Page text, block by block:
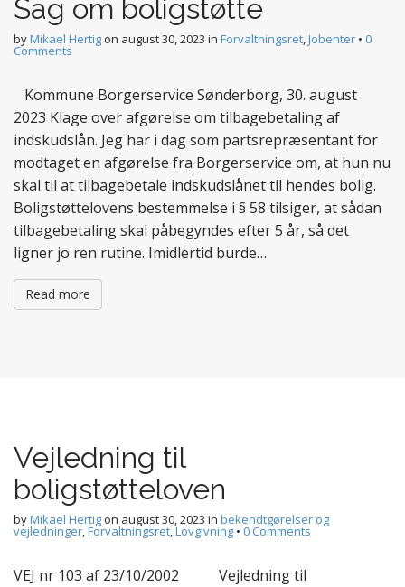
Sag om boligstøtte
byMikael Hertigon august 30, 2023 in Forvaltningsret,Jobenter • 0
Comments
Kommune Borgerservice Sønderborg, 30. august
2023 Klage over afgørelse om tilbagebetaling af
indskudslån. Jeg har i dag som partsrepræsentant for
modtaget en afgørelse fra Borgerservice om, at hun nu
skal til at tilbagebetale indskudslånet til hendes bolig.
Boligstøttelovens bestemmelse i § 58 tilsiger, at sådan
tilbagebetaling skal påbegyndes efter 5 år, så det
ligner jo ren rutine. Imidlertid burde…
Read more
Vejledning til
boligstøtteloven
byMikael Hertigon august 30, 2023 in bekendtgørelser og
vejledninger,Forvaltningsret,Lovgivning • 0 Comments
VEJ nr 103 af 23/10/2002 Vejledning til